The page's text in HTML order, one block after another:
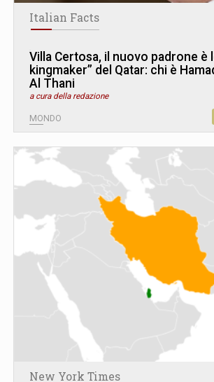
Italian Facts
Villa Certosa, il nuovo padrone è
kingmaker” del Qatar: chi è
Al Thani
a cura della redazione
MONDO
New York Times